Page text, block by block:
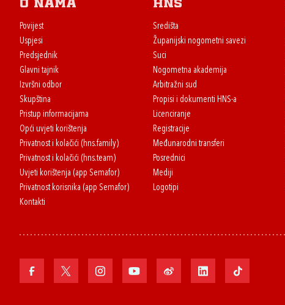
O nama
Povijest
Uspjesi
Predsjednik
Glavni tajnik
Izvršni odbor
Skupština
Pristup informacijama
Opći uvjeti korištenja
Privatnost i kolačići (hns.family)
Privatnost i kolačići (hns.team)
Uvjeti korištenja (app Semafor)
Privatnost korisnika (app Semafor)
Kontakti
HNS
Središta
Županijski nogometni savezi
Suci
Nogometna akademija
Arbitražni sud
Propisi i dokumenti HNS-a
Licenciranje
Registracije
Međunarodni transferi
Posrednici
Mediji
Logotipi